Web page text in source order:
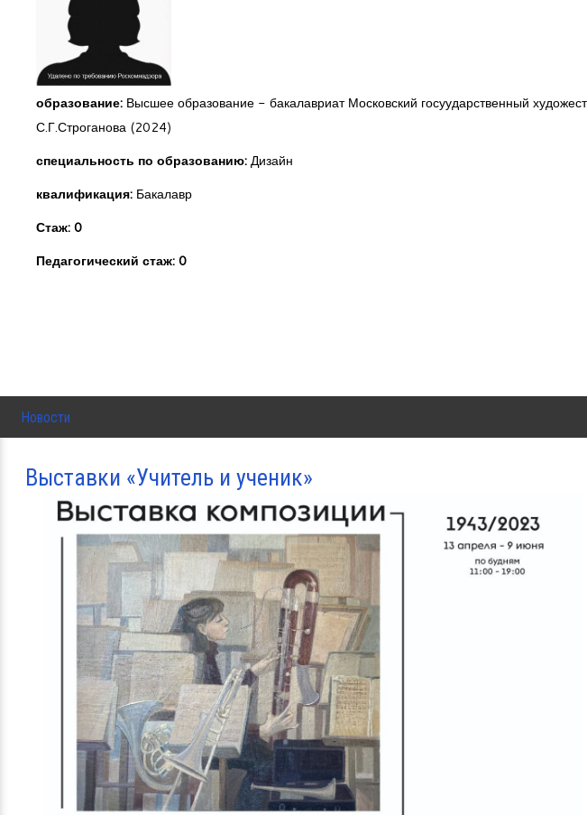
образование: Высшее образование - бакалавриат Московский госуударственный
С.Г.Строганова (2024)
специальность по образованию:Дизайн
квалификация: Бакалавр
Стаж: 0
Педагогический стаж: 0
Новости
Выставки «Учитель и ученик»